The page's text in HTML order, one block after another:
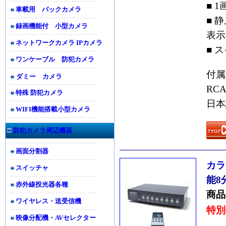
車載用 バックカメラ
録画機能付 小型カメラ
ネットワークカメラ IPカメラ
ワンケーブル 防犯カメラ
ダミー カメラ
特殊 防犯カメラ
WIFI機能搭載小型カメラ
防犯カメラ周辺機器
画面分割器
スイッチャ
赤外線投光器各種
ワイヤレス・送受信機
映像分配機・AVセレクター
■ 1
■
表示
■
付
日
カ
能8
商
特